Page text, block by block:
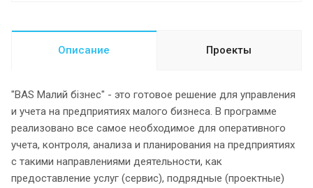
Описание Проекты
"BAS Малий бізнес" - это готовое решение для управления
и учета на предприятиях малого бизнеса. В программе
реализовано все самое необходимое для оперативного
учета, контроля, анализа и планирования на предприятиях
с такими направлениями деятельности, как
предоставление услуг (сервис), подрядные (проектные)